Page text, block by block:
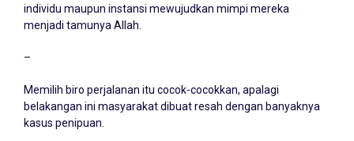
individu maupun instansi mewujudkan mimpi mereka
menjadi tamunya Allah.
–
Memilih biro perjalanan itu cocok-cocokkan, apalagi
belakangan ini masyarakat dibuat resah dengan banyaknya
kasus penipuan.